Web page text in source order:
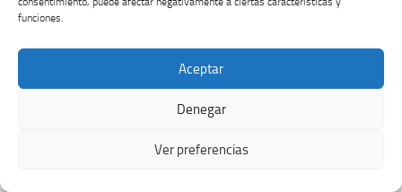
funciones.
Aceptar
Denegar
Ver preferencias
Nemo
Nina Žižić